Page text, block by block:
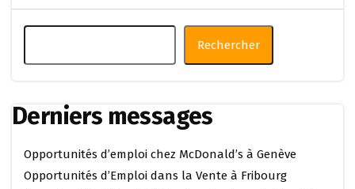
Rechercher
Derniers messages
Opportunités d’emploi chez McDonald’s à Genève
Opportunités d’Emploi dans la Vente à Fribourg